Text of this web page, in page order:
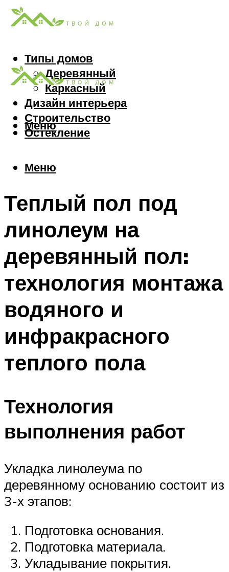
Типы домов
Деревянный
Каркасный
Дизайн интерьера
Строительство
Остекление
Меню
Меню
Теплый пол под
линолеум на
деревянный пол:
технология монтажа
водяного и
инфракрасного
теплого пола
Технология
выполнения работ
Укладка линолеума по
деревянному основанию состоит из
3-х этапов:
Подготовка основания.
Подготовка материала.
Укладывание покрытия.